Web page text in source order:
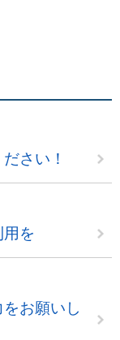
さい！
を
お願いし